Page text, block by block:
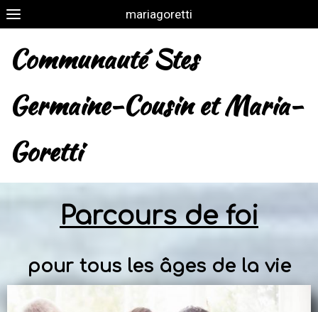
mariagoretti
Communauté Stes
Germaine-Cousin et Maria-
Goretti
Parcours de foi
pour tous les âges de la vie